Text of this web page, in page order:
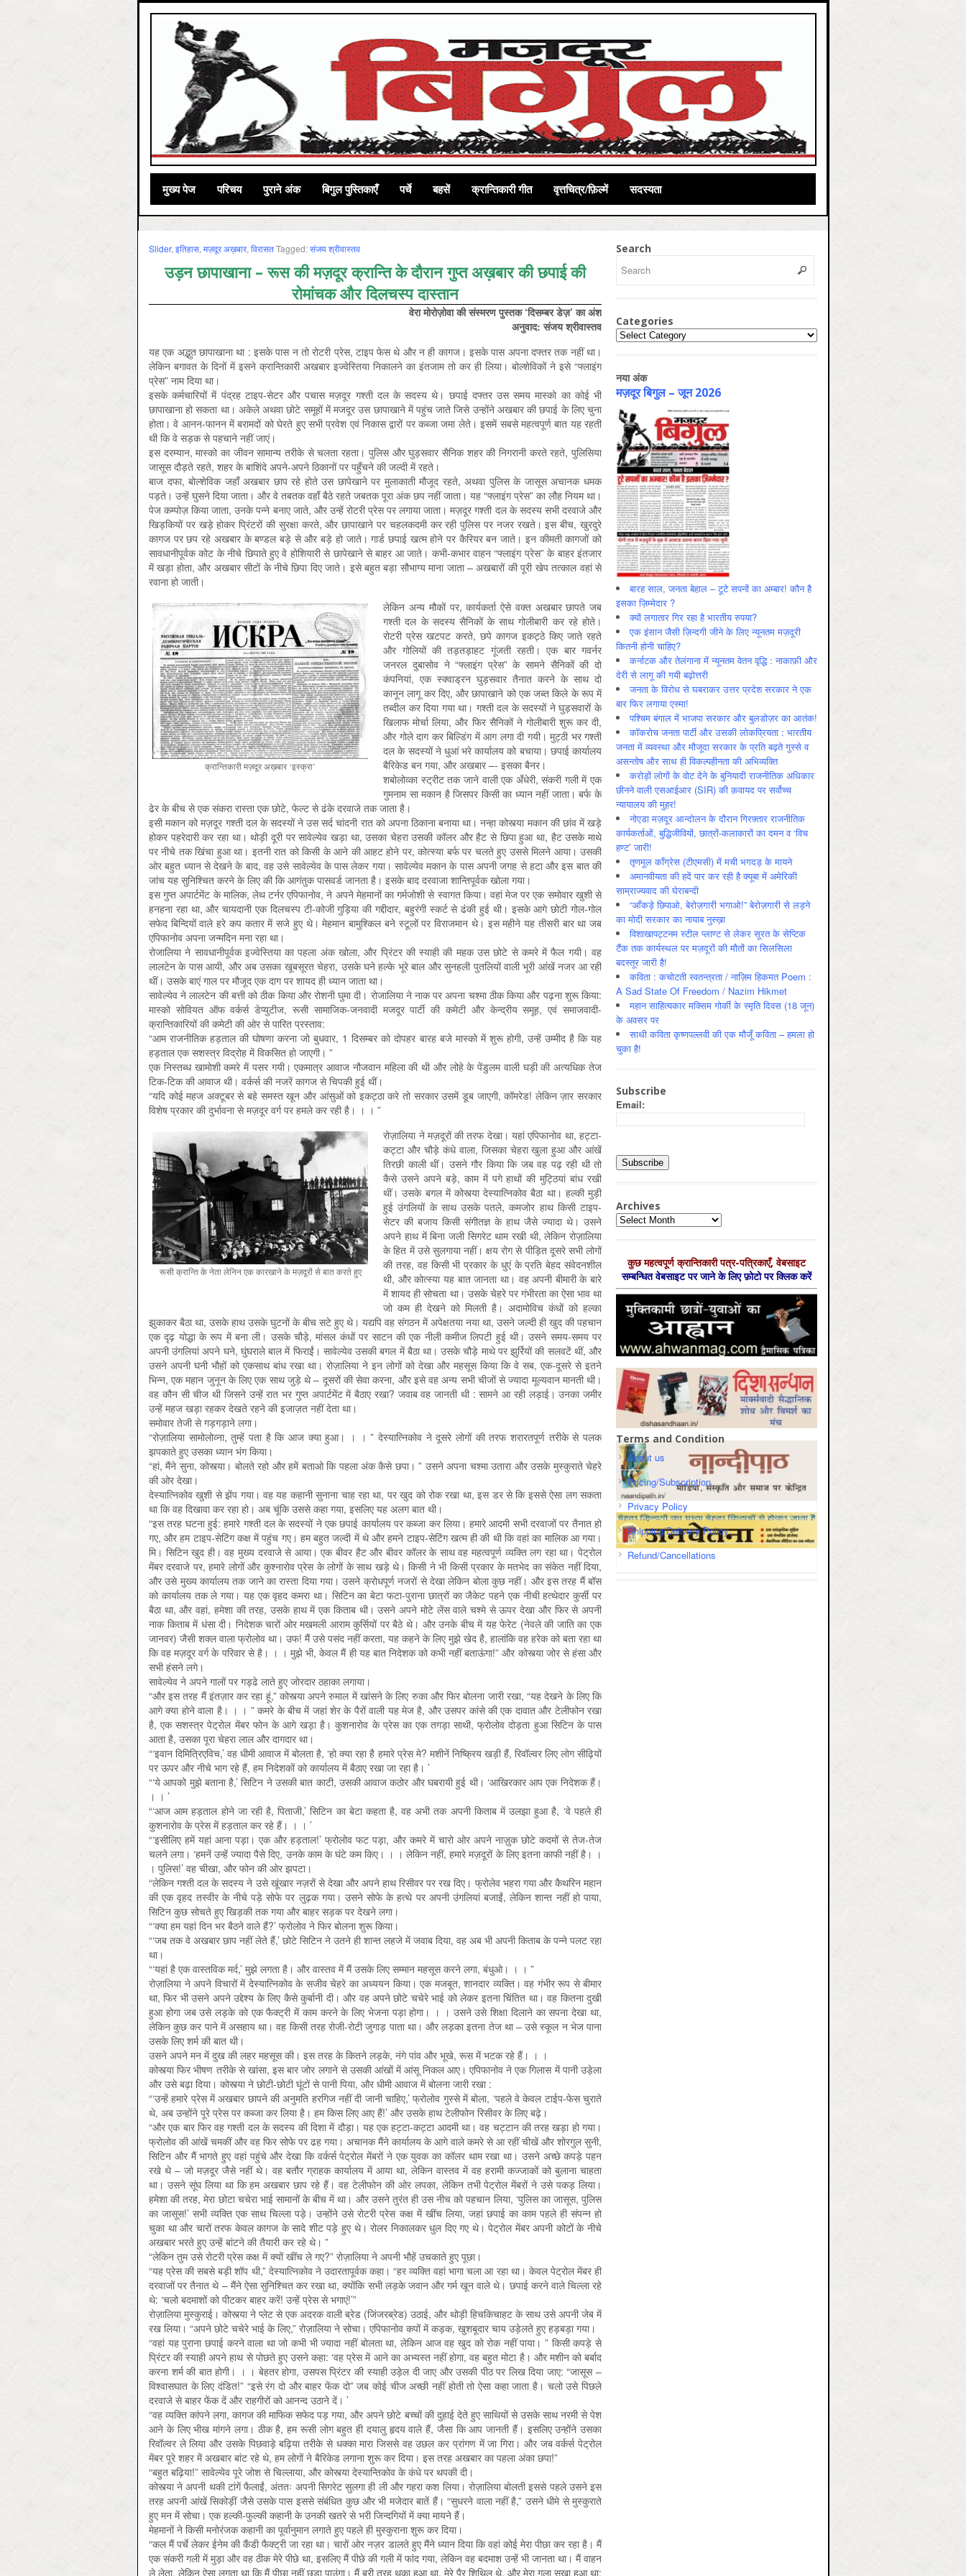
मुख्‍य पेज परिचय पुराने अंक बिगुल पुस्तिकाएँ पर्चे बहसें क्रान्तिकारी गीत वृत्तचित्र/फ़िल्में सदस्यता
Slider, इतिहास, मज़दूर अख़बार, विरासतTagged:संजय श्रीवास्तव
उड़न छापाखाना – रूस की मज़दूर क्रान्ति के दौरान गुप्त अख़बार की छपाई की
रोमांचक और दिलचस्प दास्तान
वेरा मोरोज़ोवा की संस्मरण पुस्तक ‘दिसम्बर डेज़’ का अंश
अनुवाद: संजय श्रीवास्तव
यह एक अद्भुत छापाखाना था : इसके पास न तो रोटरी प्रेस, टाइप फेस थे और न ही कागज। इसके पास अपना दफ्तर तक नहीं था।
लेकिन बगावत के दिनों में इसने क्रान्तिकारी अखबार इज्वेस्तिया निकालने का इंतजाम तो कर ही लिया। बोल्शेविकों ने इसे “फ्लाइंग
प्रेस” नाम दिया था।
इसके कर्मचारियों में पंद्रह टाइप-सेटर और पचास मज़दूर गश्ती दल के सदस्य थे। छपाई दफ्तर उस समय मास्को का कोई भी
छापाखाना हो सकता था। अकेले अथवा छोटे समूहों में मजदूर उस छापाखाने में पहुंच जाते जिसे उन्होंने अखबार की छपाई के लिए चुना
होता। वे आनन-फानन में बरामदों को घेरते हुए सभी प्रवेश एवं निकास द्वारों पर कब्जा जमा लेते। इसमें सबसे महत्वपूर्ण बात यह रहती
थी कि वे सड़क से पहचाने नहीं जाएं।
इस दरम्यान, मास्को का जीवन सामान्य तरीके से चलता रहता। पुलिस और घुड़सवार सैनिक शहर की निगरानी करते रहते, पुलिसिया
जासूस दौड़ते रहते, शहर के बाशिंदे अपने-अपने ठिकानों पर पहुँचने की जल्दी में रहते।
बाज दफा, बोल्शेविक जहाँ अखबार छाप रहे होते उस छापेखाने पर मुलाकाती मौजूद रहते, अथवा पुलिस के जासूस अचानक धमक
पड़ते। उन्हें घुसने दिया जाता। और वे तबतक वहाँ बैठे रहते जबतक पूरा अंक छप नहीं जाता। यह “फ्लाइंग प्रेस” का लौह नियम था।
पेज कम्पोज़ किया जाता, उनके पन्ने बनाए जाते, और उन्हें रोटरी प्रेस पर लगाया जाता। मज़दूर गश्ती दल के सदस्य सभी दरवाजे और
खिड़कियों पर खड़े होकर प्रिंटरों की सुरक्षा करते, और छापाखाने पर चहलकदमी कर रही पुलिस पर नजर रखते। इस बीच, खुरदुरे
कागज पर छप रहे अखबार के बण्डल बड़े से और बड़े हो जाते। गार्ड छपाई खत्म होने पर कैरियर बन जाते। इन कीमती कागजों को
सावधानीपूर्वक कोट के नीचे छिपाते हुए वे होशियारी से छापेखाने से बाहर आ जाते। कभी-कभार वाहन “फ्लाइंग प्रेस” के बाहर इंतजार
में खड़ा होता, और अखबार सीटों के नीचे छिपा दिए जाते। इसे बहुत बड़ा सौभाग्य माना जाता – अखबारों की पूरी खेप तत्काल वहां से
रवाना हो जाती।
क्रान्तिकारी मज़दूर अख़बार ‘इस्क्रा’
लेकिन अन्य मौकों पर, कार्यकर्ता ऐसे वक्त अखबार छापते जब
गश्ती दल के सदस्य सैनिकों के साथ गोलीबारी कर रहे होते।
रोटरी प्रेस खटपट करते, छपे कागज इकट्ठे किए जाते रहते
और गोलियों की तड़तड़ाहट गूंजती रहती। एक बार गवर्नर
जनरल दुबासोव ने “फ्लाइंग प्रेस” के सामने सैनिकों की दो
कंपनियां, एक स्क्वाड्रन घुड़सवार तैनात करने के साथ दो
कानून लागू कर दिए, और छापाखाने को एक जब्त किले के रूप में
तब्दील कर दिया गया था। गश्ती दल के सदस्यों ने घुड़सवारों के
खिलाफ मोर्चा लिया, और फिर सैनिकों ने गोलीबारी शुरू कर दी,
और गोले दाग कर बिल्डिंग में आग लगा दी गयी। मुट्ठी भर गश्ती
दल के सदस्यों ने धुआं भरे कार्यालय को बचाया। छपाई कार्यालय
बैरिकेड बन गया, और अखबार –- इसका बैनर।
शबोलोव्का स्ट्रीट तक जाने वाली एक अँधेरी, संकरी गली में एक
गुमनाम सा मकान है जिसपर किसी का ध्यान नहीं जाता। बर्फ के
ढेर के बीच से एक संकरा रास्ता एक छोटे, फेल्ट से ढंके दरवाजे तक जाता है।
इसी मकान को मज़दूर गश्ती दल के सदस्यों ने उस सर्द चांदनी रात को अपना ठिकाना बनाया था। नन्हा कोस्त्या मकान की छांव में खड़े
होकर पहरेदारी कर रहा था। थोड़ी दूरी पर सावेल्येव खड़ा था, उसका चेहरा उसकी कॉलर और हैट से छिपा हुआ था, हैट उसके माथे
पर नीचे तक खिंचा हुआ था। इतनी रात को किसी के आने की आहट होने पर, कोत्स्या बर्फ पर चलते हुए उससे मिलने आया। उसकी
ओर बहुत ध्यान से देखने के बाद, वह उसे सावेल्येव के पास लेकर गया। सावेल्येव मकान के पास अपनी जगह से हटा और इस बात की
जांच यह सुनिश्चित करने के लिए की कि आगंतुक पासवर्ड जानता है। इसके बाद दरवाजा शान्तिपूर्वक खोला गया।
इस गुप्त अपार्टमेंट के मालिक, लेथ टर्नर एपिफानोव, ने अपने मेहमानों का गर्मजोशी से स्वागत किया। वहां मेज पर एक समोवार खुशी से
हनहना रहा था, और चायदानी एक दिलचस्प टी-कोजी गुड़िया की गद्दीदार, बहुरंगी स्कर्ट से ढंकी हुई थी। इसके आगे छोटी गोल-गोल
सफेद बिन्दियों वाले हरे कप कतार में सजे हुए थे। मेहमान बामुश्किल बने स्टूलों पर विराजमान थे। इस महीने यह तीसरी बार था जब
एपिफानोव अपना जन्मदिन मना रहा था।
रोजालिया ने सावधानीपूर्वक इज्वेस्तिया का पहला अंक खोला, और प्रिंटर की स्याही की महक उस छोटे से कमरे में फैल गयी। वह
लालटेन के पास आयी, और अब उसका खूबसूरत चेहरा, उसके घने हल्के भूरे बाल और सुनहली पुतलियों वाली भूरी आंखें नजर आ रही
थीं। उसके बाएं गाल पर मौजूद एक दाग पर शायद ही ध्यान जाता था।
सावेल्येव ने लालटेन की बत्ती को ठीक किया और रोशनी घुमा दी। रोजालिया ने नाक पर अपना चश्मा ठीक किया और पढ़ना शुरू किया:
मास्को सोवियत ऑफ वर्कर्स डेप्युटीज, रूसी सामाजिक-जनवादी मजदूर पार्टी की कमेटी और केन्द्रीय समूह, एवं समाजवादी-
क्रान्तिकारियों की कमेटी की ओर से पारित प्रस्ताव:
“आम राजनीतिक हड़ताल की घोषणा करना जो बुधवार, 1 दिसम्बर को दोपहर बारह बजे मास्को में शुरू होगी, उन्हें उम्मीद है कि यह
हड़ताल एक सशस्त्र विद्रोह में विकसित हो जाएगी। ”
एक निस्तब्ध खामोशी कमरे में पसर गयी। एकमात्र आवाज नौजवान महिला की थी और लोहे के पेंडुलम वाली घड़ी की अत्यधिक तेज
टिक-टिक की आवाज थी। वर्कर्स की नजरें कागज से चिपकी हुई थीं।
“यदि कोई महज अक्टूबर से बहे समस्त खून और आंसुओं को इकट्ठा करे तो सरकार उसमें डूब जाएगी, कॉमरेड! लेकिन ज़ार सरकार
विशेष प्रकार की दुर्भावना से मज़दूर वर्ग पर हमले कर रही है। । । ”
रूसी क्रान्ति के नेता लेनिन एक कारखाने के मज़दूरों से बात करते हुए
रोज़ालिया ने मज़दूरों की तरफ देखा। यहां एपिफानोव था, हट्टा-
कट्टा और चौड़े कंधे वाला, जिसका चेहरा खुला हुआ और आंखें
तिरछी काली थीं। उसने गौर किया कि जब वह पढ़ रही थी तो
कैसे उसने अपने बड़े, काम में पगे हाथों की मुट्ठियां बांध रखी
थीं। उसके बगल में कोस्त्या देस्यात्निकोव बैठा था। हल्की मुड़ी
हुई उंगलियों के साथ उसके पतले, कमजोर हाथ किसी टाइप-
सेटर की बजाय किसी संगीतज्ञ के हाथ जैसे ज्यादा थे। उसने
अपने हाथ में बिना जली सिगरेट थाम रखी थी, लेकिन रोज़ालिया
के हित में उसे सुलगाया नहीं। क्षय रोग से पीड़ित दूसरे सभी लोगों
की तरह, वह किसी भी प्रकार के धुएं के प्रति बेहद संवेदनशील
थी, और कोत्स्या यह बात जानता था। वह अपनी बीमारी के बारे
में शायद ही सोचता था। उसके चेहरे पर गंभीरता का ऐसा भाव था
जो कम ही देखने को मिलती है। अदामोविच कंधों को हल्का
झुकाकर बैठा था, उसके हाथ उसके घुटनों के बीच सटे हुए थे। यद्यपि वह संगठन में अपेक्षतया नया था, उसने जल्दी ही खुद की पहचान
एक दृढ़ योद्धा के रूप में बना ली। उसके चौड़े, मांसल कंधों पर साटन की एक नीली कमीज लिपटी हुई थी। उसने समय-समय पर
अपनी उंगलियां अपने घने, घुंघराले बाल में फिराईं। सावेल्येव उसकी बगल में बैठा था। उसके चौड़े माथे पर झुर्रियों की सलवटें थीं, और
उसने अपनी घनी भौहों को एकसाथ बांध रखा था। रोज़ालिया ने इन लोगों को देखा और महसूस किया कि वे सब, एक-दूसरे से इतने
भिन्न, एक महान जुनून के लिए एक साथ जुड़े थे – दूसरों की सेवा करना, और इसे वह अन्य सभी चीजों से ज्यादा मूल्यवान मानती थी।
वह कौन सी चीज थी जिसने उन्हें रात भर गुप्त अपार्टमेंट में बैठाए रखा? जवाब वह जानती थी : सामने आ रही लड़ाई। उनका जमीर
उन्हें महज खड़ा रहकर देखते रहने की इजाज़त नहीं देता था।
समोवार तेजी से गड़गड़ाने लगा।
“रोज़ालिया सामोलोव्ना, तुम्हें पता है कि आज क्या हुआ। । । ” देस्यात्निकोव ने दूसरे लोगों की तरफ शरारतपूर्ण तरीके से पलक
झपकाते हुए उसका ध्यान भंग किया।
“हां, मैंने सुना, कोस्त्या। बोलते रहो और हमें बताओ कि पहला अंक कैसे छपा। ” उसने अपना चश्मा उतारा और उसके मुस्कुराते चेहरे
की ओर देखा।
देस्यात्निकोव खुशी से झेंप गया। वह यह कहानी सुनाना चाह रहा था, पर खुद को रोक रखा था, इस डर से कि इससे ऐसा लग सकता
था कि वह दिखावा कर रहा हो। अब चूंकि उससे कहा गया, इसलिए यह अलग बात थी।
“इस तरह घटना हुई: हमारे गश्ती दल के सदस्यों ने एक छपाई कार्यालय पर कब्जा कर लिया। हमारे आदमी सभी दरवाजों पर तैनात हो
गए, और हम टाइप-सेटिंग कक्ष में पहुंच गए। हम बहुत जल्दी में थे और हमने टाइप-सेटिंग खत्म ही की थी कि वहां का मालिक आ गया।
मि। सिटिन खुद ही। वह मुख्य दरवाजे से आया। एक बीवर हैट और बीवर कॉलर के साथ वह महत्वपूर्ण व्यक्ति लग रहा था। पेट्रोल
मेंबर दरवाजे पर, हमारे लोगों और कुश्नारोव प्रेस के लोगों के साथ खड़े थे। किसी ने भी किसी प्रकार के मतभेद का संकेत नहीं दिया,
और उसे मुख्य कार्यालय तक जाने का रास्ता दिया गया। उसने क्रोधपूर्ण नजरों से देखा लेकिन बोला कुछ नहीं। और इस तरह मैं बॉस
को कार्यालय तक ले गया। यह एक वृहद कमरा था। सिटिन का बेटा फटा-पुराना छात्रों का जैकेट पहने एक नीची हत्थेदार कुर्सी पर
बैठा था, और वहां, हमेशा की तरह, उसके हाथ में एक किताब थी। उसने अपने मोटे लेंस वाले चश्मे से ऊपर देखा और फिर से अपनी
नाक किताब में धंसा दी। निदेशक चारों ओर मखमली आराम कुर्सियों पर बैठे थे। और उनके बीच में यह फेरेट (नेवले की जाति का एक
जानवर) जैसी शक्ल वाला फ्रोलोव था। उफ! मैं उसे पसंद नहीं करता, यह कहने के लिए मुझे खेद है, हालांकि वह हरेक को बता रहा था
कि वह मज़दूर वर्ग के परिवार से है। । । मुझे भी, केवल मैं ही यह बात निदेशक को कभी नहीं बताऊंगा!” और कोस्त्या जोर से हंसा और
सभी हंसने लगे।
सावेल्येव ने अपने गालों पर गड्ढे लाते हुए जोरदार ठहाका लगाया।
“और इस तरह मैं इंतज़ार कर रहा हूं,” कोस्त्या अपने रुमाल में खांसने के लिए रुका और फिर बोलना जारी रखा, “यह देखने के लिए कि
आगे क्या होने वाला है। । । ” कमरे के बीच में जहां शेर के पैरों वाली यह मेज है, और उसपर कांसे की एक दावात और टेलीफोन रखा
है, एक सशस्त्र पेट्रोल मेंबर फोन के आगे खड़ा है। कुशनारोव के प्रेस का एक तगड़ा साथी, फ्रोलोव दोड़ता हुआ सिटिन के पास
आता है, उसका पूरा चेहरा लाल और दागदार था।
“‘इवान दिमित्रिएविच,’ वह धीमी आवाज में बोलता है, ‘हो क्या रहा है हमारे प्रेस मे? मशीनें निष्क्रिय खड़ी हैं, रिवॉल्वर लिए लोग सीढ़ियों
पर ऊपर और नीचे भाग रहे हैं, हम निदेशकों को कार्यालय में बैठाए रखा जा रहा है। ’
“‘ये आपको मुझे बताना है,’ सिटिन ने उसकी बात काटी, उसकी आवाज कठोर और घबरायी हुई थी। ‘आखिरकार आप एक निदेशक हैं।
। । ’
“‘आज आम हड़ताल होने जा रही है, पिताजी,’ सिटिन का बेटा कहता है, वह अभी तक अपनी किताब में उलझा हुआ है, ‘वे पहले ही
कुशनारोव के प्रेस में हड़ताल कर रहे हैं। । । ’
“‘इसीलिए हमें यहां आना पड़ा। एक और हड़ताल!’ फ्रोलोव फट पड़ा, और कमरे में चारो ओर अपने नाज़ुक छोटे कदमों से तेज-तेज
चलने लगा। ‘हमनें उन्हें ज्यादा पैसे दिए, उनके काम के घंटे कम किए। । । लेकिन नहीं, हमारे मज़दूरों के लिए इतना काफी नहीं है। ।
। पुलिस!’ वह चीखा, और फोन की ओर झपटा।
“लेकिन गश्‍ती दल के सदस्य ने उसे खूंखार नज़रों से देखा और अपने हाथ रिसीवर पर रख दिए। फ्रोलेव भहरा गया और कैथरिन महान
की एक वृहद तस्वीर के नीचे पड़े सोफे पर लुढ़क गया। उसने सोफे के हत्थे पर अपनी उंगलियां बजाईं, लेकिन शान्त नहीं हो पाया,
सिटिन कुछ सोचते हुए खिड़की तक गया और बाहर सड़क पर देखने लगा।
“‘क्या हम यहां दिन भर बैठने वाले हैं?’ फ्रोलोव ने फिर बोलना शुरू किया।
“‘जब तक वे अखबार छाप नहीं लेते हैं,’ छोटे सिटिन ने उतने ही शान्त लहजे में जवाब दिया, वह अब भी अपनी किताब के पन्ने पलट रहा
था।
“‘यहां है एक वास्तविक मर्द,’ मुझे लगता है। और वास्तव में मैं उसके लिए सम्मान महसूस करने लगा, बंधुओ। । । ”
रोज़ालिया ने अपने विचारों में देस्यात्निकोव के सजीव चेहरे का अध्ययन किया। एक मजबूत, शानदार व्यक्ति। वह गंभीर रूप से बीमार
था, फिर भी उसने अपने उद्देश्य के लिए कैसे कुर्बानी दी। और वह अपने छोटे चचेरे भाई को लेकर इतना चिंतित था। वह कितना दुखी
हुआ होगा जब उसे लड़के को एक फैक्ट्री में काम करने के लिए भेजना पड़ा होगा। । । उसने उसे शिक्षा दिलाने का सपना देखा था,
लेकिन कुछ कर पाने में असहाय था। वह किसी तरह रोजी-रोटी जुगाड़ पाता था। और लड़का इतना तेज था – उसे स्कूल न भेज पाना
उसके लिए शर्म की बात थी।
उसने अपने मन में दुख की लहर महसूस की। इस तरह के कितने लड़के, नंगे पांव और भूखे, रूस में भटक रहे हैं। । ।
कोस्त्या फिर भीषण तरीके से खांसा, इस बार जोर लगाने से उसकी आंखों में आंसू निकल आए। एपिफानोव ने एक गिलास में पानी उड़ेला
और उसे बढ़ा दिया। कोस्त्या ने छोटी-छोटी घूंटों से पानी पिया, और धीमी आवाज में बोलना जारी रखा :
“‘उन्हें हमारे प्रेस में अखबार छापने की अनुमति हरगिज नहीं दी जानी चाहिए,’ फ्रोलोव गुस्से में बोला, ‘पहले वे केवल टाईप-फेस चुराते
थे, अब उन्होंने पूरे प्रेस पर कब्जा कर लिया है। हम किस लिए आए हैं!’ और उसके हाथ टेलीफोन रिसीवर के लिए बढ़े।
“और एक बार फिर वह गश्‍ती दल के सदस्य की दिशा में दौड़ा। यह एक हट्टा-कट्टा आदमी था। वह चट्टान की तरह खड़ा हो गया।
फ्रोलोव की आंखें चमकीं और वह फिर सोफे पर ढह गया। अचानक मैंने कार्यालय के आगे वाले कमरे से आ रहीं चीखें और शोरगुल सुनी,
सिटिन और मैं भागते हुए वहां पहुंचे और देखा कि वर्कर्स पेट्रोल मेंबरों ने एक युवक का कॉलर थाम रखा था। उसने अच्छे कपड़े पहन
रखे थे – जो मज़दूर जैसे नहीं थे। वह बतौर ग्राहक कार्यालय में आया था, लेकिन वास्तव में वह हरामी कज्जाकों को बुलाना चाहता
था। उसने सूंघ लिया था कि हम अखबार छाप रहे हैं। वह टेलीफोन की ओर लपका, लेकिन तभी पेट्रोल मेंबरों ने उसे पकड़ लिया।
हमेशा की तरह, मेरा छोटा चचेरा भाई सामानों के बीच में था। और उसने तुरंत ही उस नीच को पहचान लिया, ‘पुलिस का जासूस, पुलिस
का जासूस!’ सभी व्यक्ति एक साथ चिल्ला पड़े। उन्होंने उसे रोटरी प्रेस कक्ष में खींच लिया, जहां छपाई का काम पहले ही संपन्न हो
चुका था और चारों तरफ केवल कागज के सादे शीट पड़े हुए थे। रोलर निकालकर धुल दिए गए थे। पेट्रोल मेंबर अपनी कोटों के नीचे
अखबार भरते हुए उन्हें बांटने की तैयारी कर रहे थे। ”
“लेकिन तुम उसे रोटरी प्रेस कक्ष में क्यों खींच ले गए?” रोज़ालिया ने अपनी भौहें उचकाते हुए पूछा।
“यह प्रेस की सबसे बड़ी शॉप थी,” देस्यात्निकोव ने उदारतापूर्वक कहा। “हर व्यक्ति वहां भागा चला आ रहा था। केवल पेट्रोल मेंबर ही
दरवाजों पर तैनात थे – मैंने ऐसा सुनिश्चित कर रखा था, क्योंकि सभी लड़के जवान और गर्म खून वाले थे। छपाई करने वाले चिल्ला रहे
थे: ‘चलो बदमाशों को पीटकर बाहर करें! उन्हें प्रेस से भगाएं!’”
रोज़ालिया मुस्कुराई। कोस्त्या ने प्लेट से एक अदरक वाली ब्रेड (जिंजरब्रेड) उठाई, और थोड़ी हिचकिचाहट के साथ उसे अपनी जेब में
रख लिया। “अपने छोटे चचेरे भाई के लिए,” रोज़ालिया ने सोचा। एपिफानोव कपों में कड़क, खुशबूदार चाय उड़ेलते हुए हड़बड़ा गया।
“वहां यह पुराना छपाई करने वाला था जो कभी भी ज्यादा नहीं बोलता था, लेकिन आज वह खुद को रोक नहीं पाया। ” किसी कपड़े से
प्रिंटर की स्याही अपने हाथ से पोछते हुए उसने कहा: ‘वह प्रेस में आने का अभ्यस्त नहीं होगा, वह बहुत मोटा है। और मशीन को बर्बाद
करना शर्म की बात होगी। । । बेहतर होगा, उसपस प्रिंटर की स्याही उड़ेल दी जाए और उसकी पीठ पर लिख दिया जाए: “जासूस –
विश्वासघात के लिए दंडित!” “इसे रंग दो और बाहर फेंक दो” जब कोई चीज अच्छी नहीं होती तो ऐसा कहा जाता है। चलो उसे पिछले
दरवाजे से बाहर फेंक दें और राहगीरों को आनन्द उठाने दें। ’
“वह व्यक्ति कांपने लगा, कागज की माफिक सफेद पड़ गया, और अपने छोटे बच्चों की दुहाई देते हुए साथियों से उसके साथ नरमी से पेश
आने के लिए भीख मांगने लगा। ठीक है, हम रूसी लोग बहुत ही दयालु हृदय वाले हैं, जैसा कि आप जानती हैं। इसलिए उन्होंने उसका
रिवॉल्वर ले लिया और उसके पिछवाड़े बढ़िया तरीके से धक्का मारा जिससे वह उछल कर प्रांगण में जा गिरा। और जब वर्कर्स पेट्रोल
मेंबर पूरे शहर में अखबार बांट रहे थे, हम लोगों ने बैरिकेड लगाना शुरू कर दिया। इस तरह अखबार का पहला अंका छपा!”
“बहुत बढ़िया!” सावेल्येव पूरे जोश से चिल्लाया, और कोस्त्या देस्यान्तिकोव के कंधे पर थपकी दी।
कोस्त्या ने अपनी थकी टांगें फैलाईं, अंततः अपनी सिगरेट सुलगा ही ली और गहरा कश लिया। रोज़ालिया बोलती इससे पहले उसने इस
तरह अपनी आंखें सिकोड़ीं जैसे उसके पास इससे संबंधित कुछ और भी मजेदार बातें हैं। “सुधरने वाला नहीं है,” उसने धीमे से मुस्कुराते
हुए मन में सोचा। एक हल्की-फुल्की कहानी के उनकी खतरे से भरी जिन्दगियों में क्या मायने हैं।
मेहमानों ने किसी मनोरंजक कहानी का पूर्वानुमान लगाते हुए पहले ही मुस्कुराना शुरू कर दिया।
“कल मैं पर्चे लेकर ईनेम की कैंडी फैक्ट्री जा रहा था। चारों ओर नज़र डालते हुए मैंने ध्यान दिया कि वहां कोई मेरा पीछा कर रहा है। मैं
एक संकरी गली में मुड़ा और वह ठीक मेरे पीछे था, इसलिए मैं पीछे की गली में फांद गया, लेकिन वह बदमाश उन्हें भी जानता था। मैं वाहन
ले लेता, लेकिन ऐसा लगता था कि मैं पीछा नहीं छुड़ा पाउंगा। मैं बुरी तरह थका हुआ था, मेरे पैर शिथिल थे, और मेरा गला सूखा हुआ था;
Search
Categories
Categories
नया अंक
मज़दूर बिगुल – जून 2026
बारह साल, जनता बेहाल – टूटे सपनों का अम्बार! कौन है
इसका ज़िम्मेदार ?
क्यों लगातार गिर रहा है भारतीय रुपया?
एक इंसान जैसी ज़िन्दगी जीने के लिए न्यूनतम मज़दूरी
कितनी होनी चाहिए?
कर्नाटक और तेलंगाना में न्यूनतम वेतन वृद्धि : नाकाफ़ी और
देरी से लागू की गयी बढ़ोत्तरी
जनता के विरोध से घबराकर उत्तर प्रदेश सरकार ने एक
बार फिर लगाया एस्मा!
पश्चिम बंगाल में भाजपा सरकार और बुलडोज़र का आतंक!
कॉकरोच जनता पार्टी और उसकी लोकप्रियता : भारतीय
जनता में व्‍यवस्‍था और मौजूदा सरकार के प्रति बढ़ते गुस्‍से व
असन्‍तोष और साथ ही विकल्‍पहीनता की अभिव्‍यक्ति
करोड़ों लोगों के वोट देने के बुनियादी राजनीतिक अधिकार
छीनने वाली एसआईआर (SIR) की क़वायद पर सर्वोच्च
न्यायालय की मुहर!
नोएडा मज़दूर आन्दोलन के दौरान गिरफ़्तार राजनीतिक
कार्यकर्ताओं, बुद्धिजीवियों, छात्रों-कलाकारों का दमन व ‘विच
हण्ट’ जारी!
तृणमूल काँग्रेस (टीएमसी) में मची भगदड़ के मायने
अमानवीयता की हदें पार कर रही है क्यूबा में अमेरिकी
साम्राज्यवाद की घेराबन्दी
“आँकड़े छिपाओ, बेरोज़गारी भगाओ!” बेरोज़गारी से लड़ने
का मोदी सरकार का नायाब नुस्ख़ा
विशाखापट्टनम स्टील प्लाण्ट से लेकर सूरत के सेप्टिक
टैंक तक कार्यस्थल पर मज़दूरों की मौतों का सिलसिला
बदस्तूर जारी है!
कविता : कचोटती स्वतन्त्रता / नाज़िम हिकमत Poem :
A Sad State Of Freedom / Nazim Hikmet
महान साहित्यकार मक्सिम गोर्की के स्मृति दिवस (18 जून)
के अवसर पर
साथी कविता कृष्णपल्लवी की एक मौजूँ कविता – हमला हो
चुका है!
Subscribe
Email:
Archives
Archives
कुछ महत्‍वपूर्ण क्रान्तिकारी पत्र-पत्रिकाएँ, वेबसाइट
सम्‍बन्धित वेबसाइट पर जाने के लिए फ़ोटो पर क्लिक करें
Terms and Condition
About us
Pricing/Subscription
Privacy Policy
Shipping/Delivery Policy
Refund/Cancellations